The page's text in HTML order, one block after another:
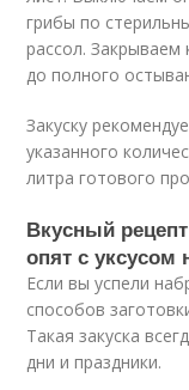
грибы по
рассол.
до полного
Закуску
указанного
литра готового
Вкусный
опят с уксусом
Если вы успели
способов
Такая закуска
дни и праздники.